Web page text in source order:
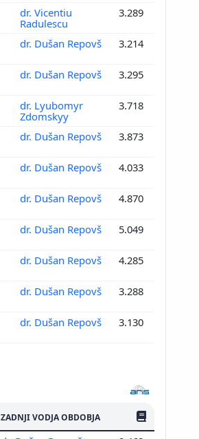
dr. Vicentiu
Radulescu
3.289
dr. Dušan Repovš 3.214
dr. Dušan Repovš 3.295
dr. Lyubomyr
Zdomskyy
3.718
dr. Dušan Repovš 3.873
dr. Dušan Repovš 4.033
dr. Dušan Repovš 4.870
dr. Dušan Repovš 5.049
dr. Dušan Repovš 4.285
dr. Dušan Repovš 3.288
dr. Dušan Repovš 3.130
ZADNJI VODJA OBDOBJA ŠTEV.